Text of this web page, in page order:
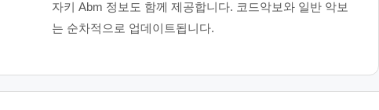
자키 Abm 정보도 함께 제공합니다. 코드악보와 일반 악보
는 순차적으로 업데이트됩니다.